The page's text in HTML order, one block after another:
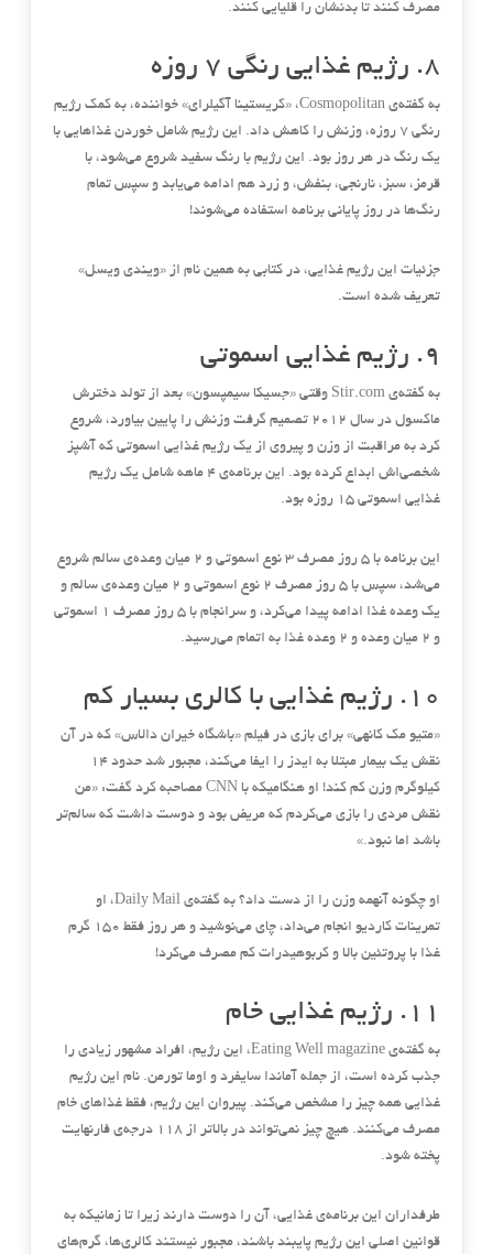
مصرف کنند تا بدنشان را قلیایی کنند.
۸. رژیم غذایی رنگی ۷ روزه
به گفته‌ی Cosmopolitan، «کریستینا آگیلرای» خواننده، به کمک رژیم
رنگی ۷ روزه، وزنش را کاهش داد
. این رژیم شامل خوردن غذاهایی با
یک رنگ در هر روز بود. این رژیم با رنگ سفید شروع می‌شود، با
قرمز، سبز، نارنجی، بنفش، و زرد هم ادامه می‌یابد و سپس تمام
رنگ‌ها در روز پایانی برنامه استفاده می‌شوند!
جزئیات این رژیم غذایی، در کتابی به همین نام از «ویندی ویسل»
تعریف شده است.
۹. رژیم غذایی اسموتی
به گفته‌ی Stir.com وقتی «جسیکا سیمپسون» بعد از تولد دخترش
ماکسول در سال ۲۰۱۲ تصمیم گرفت وزنش را پایین بیاورد، شروع
کرد به مراقبت از وزن و پیروی از یک رژیم غذایی اسموتی که آشپز
شخصی‌اش ابداع کرده بود.
این برنامه‌ی ۴ ماهه شامل یک رژیم
غذایی اسموتی ۱۵ روزه بود
.
این برنامه با ۵ روز مصرف ۳ نوع اسموتی و ۲ میان وعده‌ی سالم شروع
می‌شد، سپس با ۵ روز مصرف ۲ نوع اسموتی و ۲ میان وعده‌ی سالم و
یک وعده غذا ادامه پیدا می‌کرد، و سرانجام با ۵ روز مصرف ۱ اسموتی
و ۲ میان وعده و ۲ وعده غذا به اتمام می‌رسید
.
۱۰ . رژیم غذایی با کالری بسیار کم
«متیو مک کانهی» برای بازی در فیلم «باشگاه خیراندالاس» که در آن
نقش یک بیمار مبتلا به ایدز را ایفا می‌کند، مجبور شد حدود ۱۴
کیلوگرم وزن کم کند! او هنگامیکه با CNN مصاحبه کرد گفت: «من
نقش مردی را بازی می‌کردم که مریض بود و دوست داشت که سالم‌تر
باشد اما نبود.»
او چگونه آنهمه وزن را از دست داد؟ به گفته‌ی Daily Mail، او
تمرینات کاردیو انجام می‌داد، چای می‌نوشید و هر روز فقط ۱۵۰ گرم
غذا با پروتئین بالا و کربوهیدرات کم مصرف می‌کرد!
۱۱ . رژیم غذایی خام
به گفته‌ی Eating Well magazine، این رژیم، افراد مشهور زیادی را
جذب کرده است، از جمله آماندا سایفرد و اوما تورمن. نام این رژیم
غذایی همه چیز را مشخص می‌کند. پیروان این رژیم، فقط غذاهای خام
مصرف می‌کنند.
هیچ چیز نمی‌تواند در بالاتر از ۱۱۸ درجه‌ی فارنهایت
پخته شود.
طرفداران این برنامه‌ی غذایی، آن را دوست دارند زیرا تا زمانیکه به
قوانین اصلی این رژیم پایبند باشند، مجبور نیستند کالری‌ها، گرم‌های